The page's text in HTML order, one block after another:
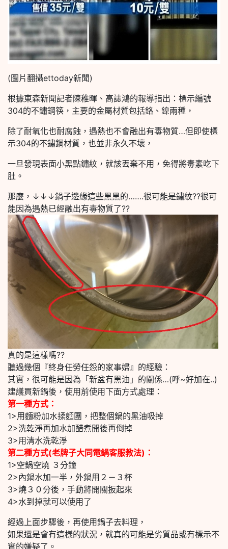
(圖片翻攝ettoday新聞)
根據東森新聞記者陳稚暉、高誌鴻的報導指出：標示編號
304的不鏽鋼筷，主要的金屬材質包括鉻、鎳兩種，
除了耐氧化也耐腐蝕，遇熱也不會融出有毒物質…但即使標
示304的不鏽鋼材質，也並非永久不壞，
一旦發現表面小黑點鏽紋，就該丟棄不用，免得將毒素吃下
肚。
那麼，↓↓↓鍋子邊緣這些黑黑的…….很可能是鏽紋??很可
能因為遇熱已經融出有毒物質了??
真的是這樣嗎??
聽過幾個『終身任勞任怨的家事婦』的經驗：
其實，很可能是因為「新盆有黑油」的關係…(呼~好加在..)
建議買新鍋後，使用前使用下面方式處理：
第一種方式：
1>用麵粉加水揉麵團，把整個鍋的黑油吸掉
2>洗乾淨再加水加醋煮開後再倒掉
3>用清水洗乾淨
第二種方式(老牌子大同電鍋客服教法)：
1>空鍋空燒 ３分鐘
2>內鍋水加一半，外鍋用２－３杯
3>燒３０分後，手動將開關扳起來
4>水到掉就可以使用了
經過上面步驟後，再使用鍋子去料理，
如果還是會有這樣的狀況，就真的可能是劣質品或有標示不
實的嫌疑了。